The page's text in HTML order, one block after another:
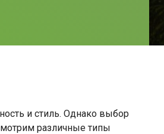
и стиль. Однако выбор
различные типы